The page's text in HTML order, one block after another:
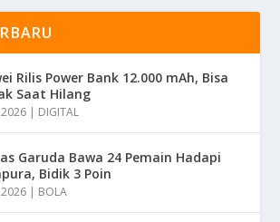
Rilis Power Bank 12.000 mAh, Bisa
Saat Hilang
| DIGITAL
Garuda Bawa 24 Pemain Hadapi
Bidik 3 Poin
| BOLA